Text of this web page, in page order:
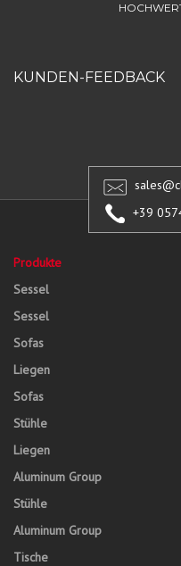
KUNDEN-FEEDBACK
+39
Produkte
Sessel
Sessel
Sofas
Liegen
Sofas
Stühle
Liegen
Aluminum Group
Stühle
Aluminum Group
Tische